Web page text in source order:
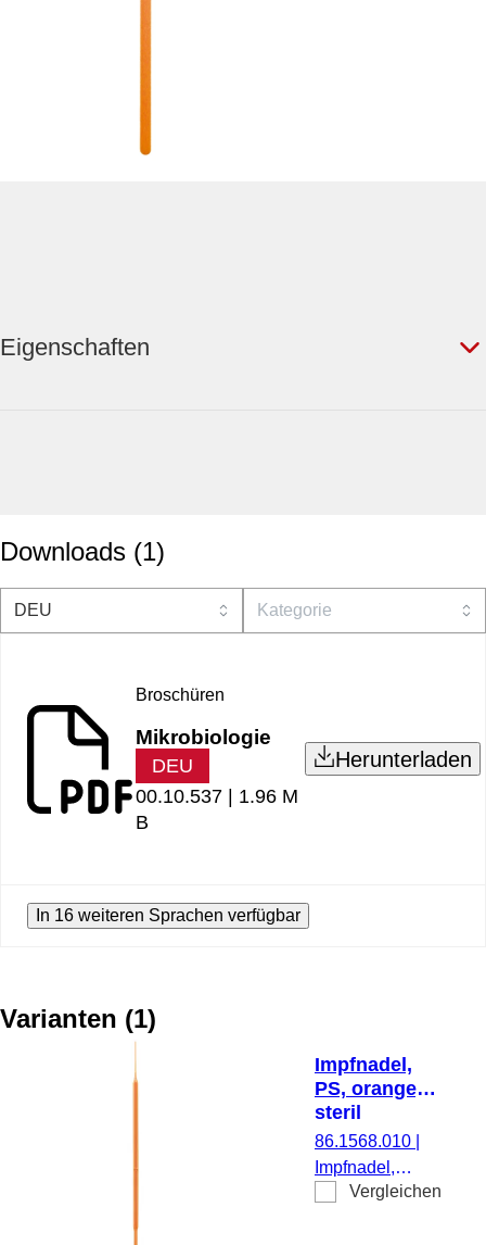
Eigenschaften
Downloads (1)
Broschüren
Mikrobiologie
DEU
00.10.537 | 1.96 M
B
Herunterladen
In 16 weiteren Sprachen verfügbar
Varianten (1)
Impfnadel,
PS, orange,
steril
86.1568.010
Impfnadel,
Material: PS,
Vergleichen